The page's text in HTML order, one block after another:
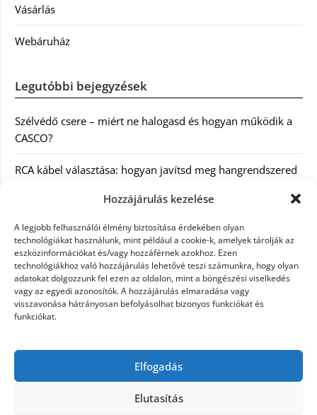
Hozzájárulás kezelése
A legjobb felhasználói élmény biztosítása érdekében olyan
technológiákat használunk, mint például a cookie-k, amelyek tárolják az
eszközinformációkat és/vagy hozzáférnek azokhoz. Ezen
technológiákhoz való hozzájárulás lehetővé teszi számunkra, hogy olyan
adatokat dolgozzunk fel ezen az oldalon, mint a böngészési viselkedés
vagy az egyedi azonosítók. A hozzájárulás elmaradása vagy
visszavonása hátrányosan befolyásolhat bizonyos funkciókat és
funkciókat.
Elfogadás
Elutasítás
Vásárlás
Webáruház
Legutóbbi bejegyzések
Szélvédő csere – miért ne halogasd és hogyan működik a
CASCO?
RCA kábel választása: hogyan javítsd meg hangrendszered
Magyarországon: milyen jogi szabályozásra kell figyelni?
Akciós külföldi nyaralás 2026-ban előfoglalással: mit
ellenőrizz az ár mellett?
A Kassai Irodaház modern munkakörnyezetet biztosít